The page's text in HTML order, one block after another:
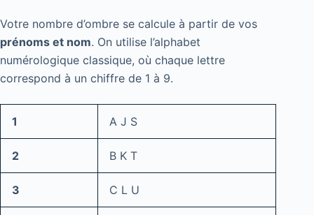
Votre nombre d’ombre se calcule à partir de vos
prénoms et nom. On utilise l’alphabet
numérologique classique, où chaque lettre
correspond à un chiffre de 1 à 9.
1 A J S
2 B K T
3 C L U